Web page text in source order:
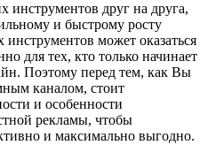
инструментов друг на друга,
и быстрому росту
может оказаться
для тех, кто только начинает
Поэтому перед тем, как Вы
каналом, стоит
и особенности
рекламы, чтобы
и максимально выгодно.